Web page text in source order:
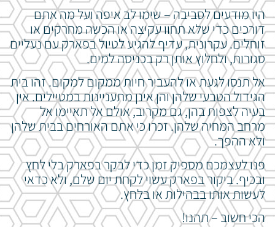
היו מודעים לסביבה – שימו לב איפה ועל מה אתם
דורכים כדי שלא תחוו עקיצה או הכשה מחרקים או
זוחלים. עקרונית, עדיף להגיע לטיול בפארק עם נעליים
סגורות, ולחלוץ אותן רק בכניסה למים.
אל תנסו לגעת או להעביר חיות ממקום למקום. זהו בית
הגידול הטבעי שלהן והן אינן מתעניינות במטיילים. אין
בעיה לצפות בהן, גם מקרוב, אולם אל תאיימו אל
מרחב המחיה שלהן. זכרו כי אתם האורחים בבית שלהן
ולא ההפך.
פנו לעצמכם מספיק זמן כדי לבקר בפארק בלי לחץ
ובכיף. ביקור בפארק עשוי לקחת יום שלם, ולא כדאי
לעשות אותו בבהילות או בלחץ.
הכי חשוב – תהנו!